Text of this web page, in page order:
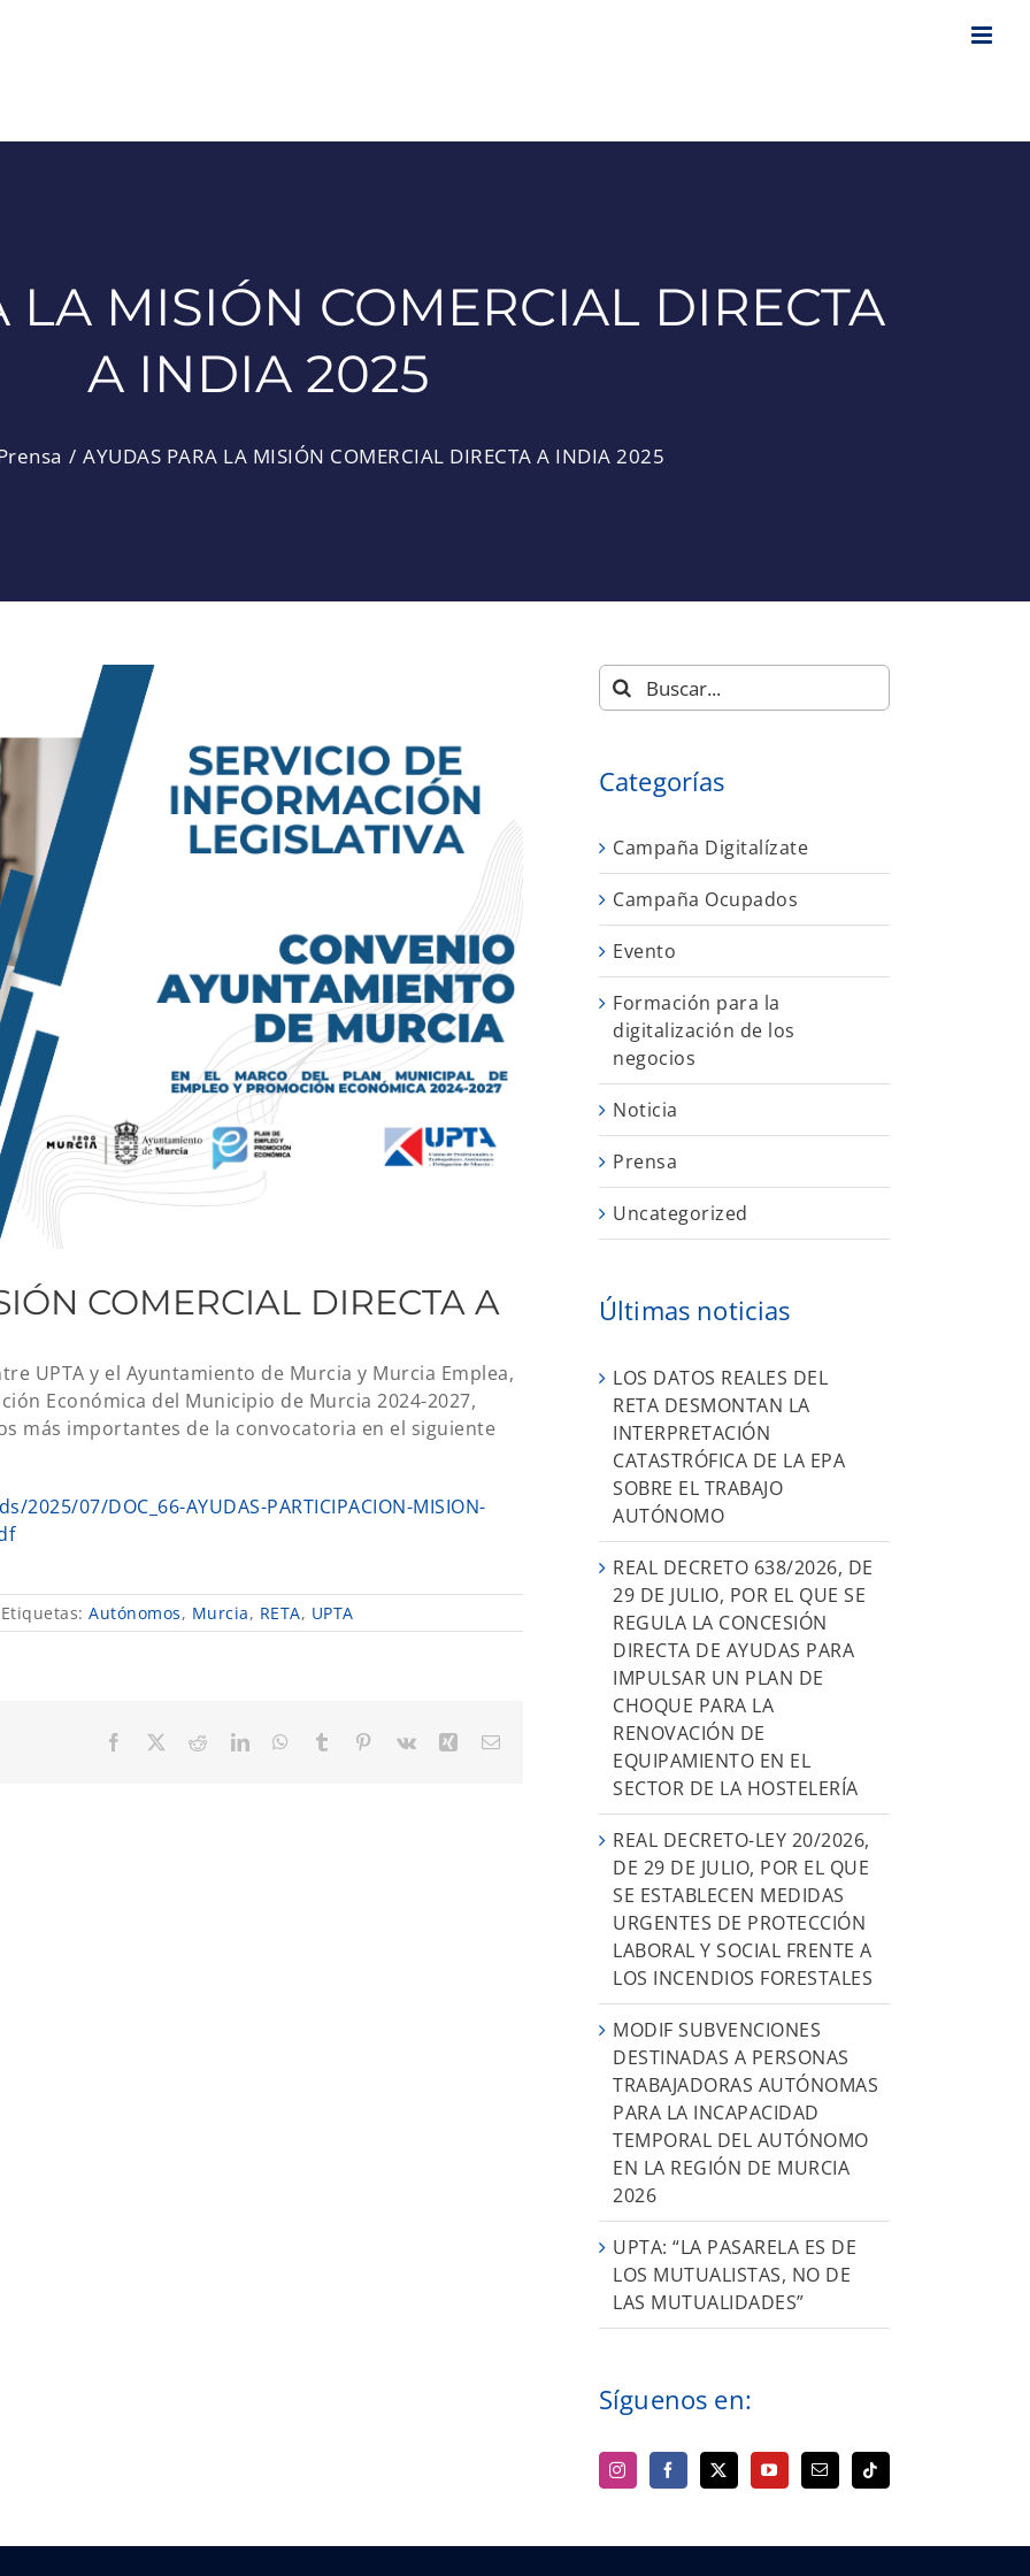
LA MISIÓN COMERCIAL DIRECTA
A INDIA 2025
AYUDAS PARA LA MISIÓN COMERCIAL DIRECTA A INDIA 2025
COMERCIAL DIRECTA A
UPTA y el Ayuntamiento de Murcia y Murcia Emplea,
Económica del Municipio de Murcia 2024-2027,
más importantes de la convocatoria en el siguiente
07/DOC_66-AYUDAS-PARTICIPACION-MISION-
Etiquetas: Autónomos, Murcia, RETA, UPTA
Facebook RedditLinkedInWhatsApp
Tumblr Pinterest
Vk XingCorreo
Buscar:
Categorías
Campaña Digitalízate
Campaña Ocupados
Evento
Formación para la
digitalización de los
negocios
Noticia
Prensa
Uncategorized
Últimas noticias
LOS DATOS REALES DEL
RETA DESMONTAN LA
INTERPRETACIÓN
CATASTRÓFICA DE LA EPA
SOBRE EL TRABAJO
AUTÓNOMO
REAL DECRETO 638/2026, DE
29 DE JULIO, POR EL QUE SE
REGULA LA CONCESIÓN
DIRECTA DE AYUDAS PARA
IMPULSAR UN PLAN DE
CHOQUE PARA LA
RENOVACIÓN DE
EQUIPAMIENTO EN EL
SECTOR DE LA HOSTELERÍA
REAL DECRETO-LEY 20/2026,
DE 29 DE JULIO, POR EL QUE
SE ESTABLECEN MEDIDAS
URGENTES DE PROTECCIÓN
LABORAL Y SOCIAL FRENTE A
LOS INCENDIOS FORESTALES
MODIF SUBVENCIONES
DESTINADAS A PERSONAS
TRABAJADORAS AUTÓNOMAS
PARA LA INCAPACIDAD
TEMPORAL DEL AUTÓNOMO
EN LA REGIÓN DE MURCIA
2026
UPTA: “LA PASARELA ES DE
LOS MUTUALISTAS, NO DE
LAS MUTUALIDADES”
Síguenos en: